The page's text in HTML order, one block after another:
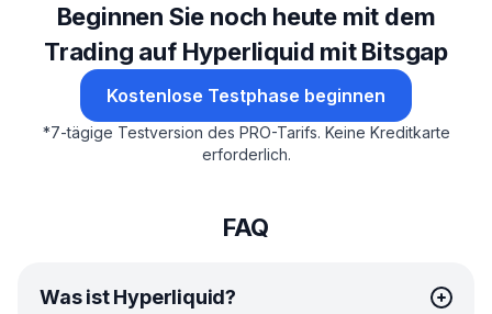
Beginnen Sie noch heute mit dem
Trading auf Hyperliquid mit Bitsgap
Kostenlose Testphase beginnen
*7-tägige Testversion des PRO-Tarifs. Keine Kreditkarte
erforderlich.
FAQ
Was ist Hyperliquid?